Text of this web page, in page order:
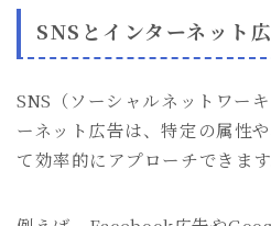
SNSとインターネット
SNS（ソーシャルネットワー
ーネット広告は、特定の属性
て効率的にアプローチできます